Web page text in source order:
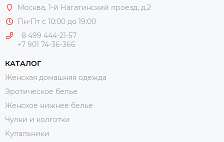
Москва, 1-й Нагатинский проезд, д.2
Пн-Пт с 10:00 до 19:00
8 499 444-21-57
+7 901 74-36-366
КАТАЛОГ
Женская домашняя одежда
Эротическое белье
Женское нижнее белье
Чулки и колготки
Купальники